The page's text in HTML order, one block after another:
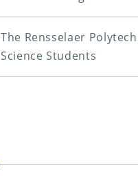
The Rensselaer
Science Students